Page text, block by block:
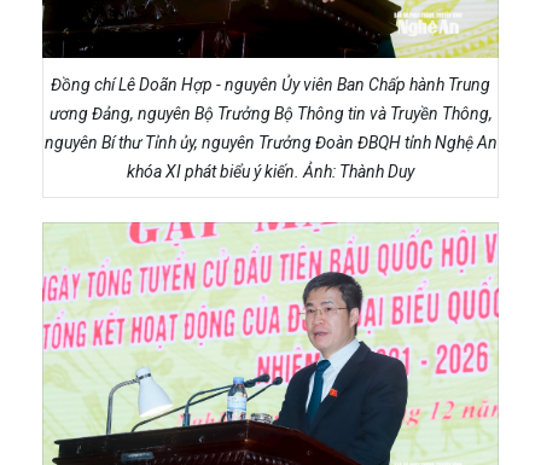
Đồng chí Lê Doãn Hợp - nguyên Ủy viên Ban Chấp hành Trung
ương Đảng, nguyên Bộ Trưởng Bộ Thông tin và Truyền Thông,
nguyên Bí thư Tỉnh ủy, nguyên Trưởng Đoàn ĐBQH tỉnh Nghệ An
khóa XI phát biểu ý kiến. Ảnh: Thành Duy